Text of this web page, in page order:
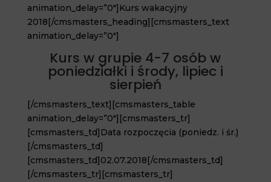
animation_delay=”0″]Kurs wakacyjny
2018[/cmsmasters_heading][cmsmasters_text
animation_delay=”0″]
Kurs w grupie 4-7 osób w
poniedziałki i środy, lipiec i
sierpień
[/cmsmasters_text][cmsmasters_table
animation_delay=”0″][cmsmasters_tr]
[cmsmasters_td]Data rozpoczęcia (poniedz. i śr.)
[/cmsmasters_td]
[cmsmasters_td]02.07.2018[/cmsmasters_td]
[/cmsmasters_tr][cmsmasters_tr]